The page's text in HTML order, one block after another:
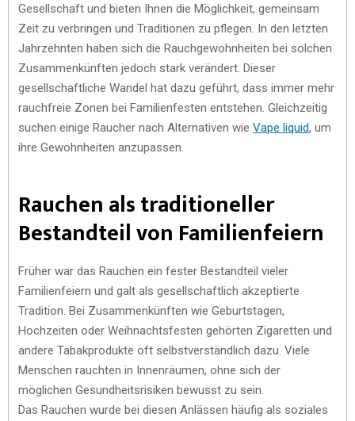
Gesellschaft und bieten Ihnen die Möglichkeit, gemeinsam
Zeit zu verbringen und Traditionen zu pflegen. In den letzten
Jahrzehnten haben sich die Rauchgewohnheiten bei solchen
Zusammenkünften jedoch stark verändert. Dieser
gesellschaftliche Wandel hat dazu geführt, dass immer mehr
rauchfreie Zonen bei Familienfesten entstehen. Gleichzeitig
suchen einige Raucher nach Alternativen wie Vape liquid, um
ihre Gewohnheiten anzupassen.
Rauchen als traditioneller
Bestandteil von Familienfeiern
Früher war das Rauchen ein fester Bestandteil vieler
Familienfeiern und galt als gesellschaftlich akzeptierte
Tradition. Bei Zusammenkünften wie Geburtstagen,
Hochzeiten oder Weihnachtsfesten gehörten Zigaretten und
andere Tabakprodukte oft selbstverständlich dazu. Viele
Menschen rauchten in Innenräumen, ohne sich der
möglichen Gesundheitsrisiken bewusst zu sein.
Das Rauchen wurde bei diesen Anlässen häufig als soziales